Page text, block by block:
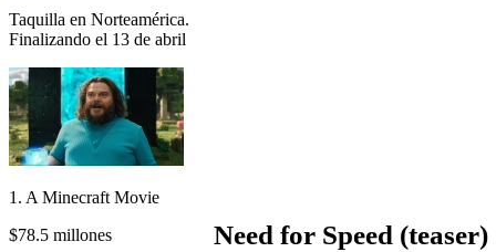
Taquilla en Norteamérica.
Finalizando el 13 de abril
1. A Minecraft Movie
$78.5 millones
Need for Speed (teaser)